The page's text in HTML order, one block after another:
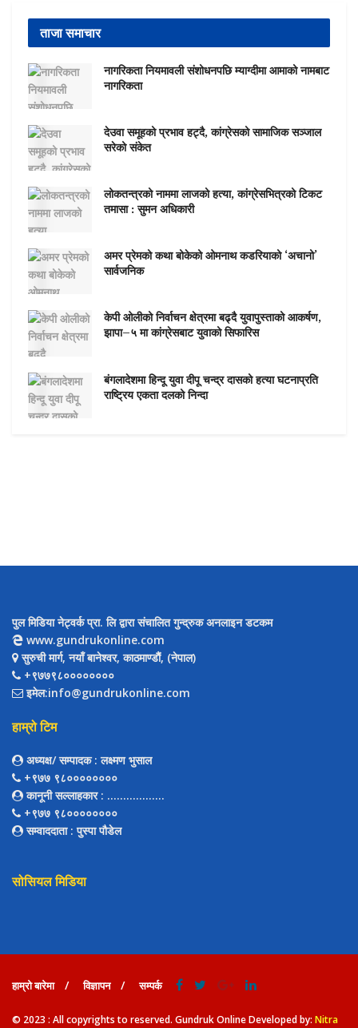
ताजा समाचार
नागरिकता नियमावली संशोधनपछि म्याग्दीमा आमाको नामबाट
नागरिकता
देउवा समूहको प्रभाव हट्दै, कांग्रेसको सामाजिक सञ्जाल
सरेको संकेत
लोकतन्त्रको नाममा लाजको हत्या, कांग्रेसभित्रको टिकट
तमासा : सुमन अधिकारी
अमर प्रेमको कथा बोकेको ओमनाथ कडरियाको ‘अचानो’
सार्वजनिक
केपी ओलीको निर्वाचन क्षेत्रमा बढ्दै युवापुस्ताको आकर्षण,
झापा–५ मा कांग्रेसबाट युवाको सिफारिस
बंगलादेशमा हिन्दू युवा दीपू चन्द्र दासको हत्या घटनाप्रति
राष्ट्रिय एकता दलको निन्दा
पुल मिडिया नेट्वर्क प्रा. लि द्वारा संचालित गुन्द्रुक अनलाइन डटकम
www.gundrukonline.com
सुरुची मार्ग, नयाँ बानेश्वर, काठमाण्डौैं, (नेपाल)
+९७७९८००००००००
इमेल:info@gundrukonline.com
हाम्रो टिम
अध्यक्ष/ सम्पादक: लक्ष्मण भुसाल
+९७७ ९८००००००००
कानूनी सल्लाहकार: ..................
+९७७ ९८००००००००
सम्वाददाता: पुस्पा पौडेल
सोसियल मिडिया
हाम्रो बारेमा विज्ञापन सम्पर्क
© 2023 : All copyrights to reserved. Gundruk Online Developed by: Nitra